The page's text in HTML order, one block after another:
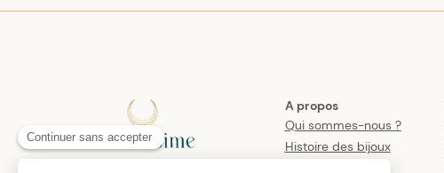
A propos
Qui sommes-nous ?
Histoire des bijoux